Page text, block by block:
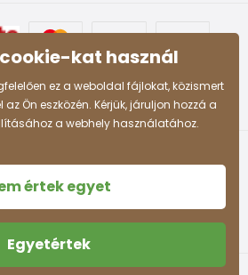
kat használ
ez a weboldal fájlokat, közismert
Ön eszközén. Kérjük, járuljon hozzá a
a webhely használatához.
értek egyet
Egyetértek